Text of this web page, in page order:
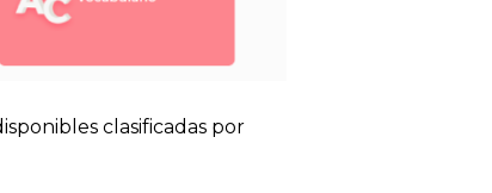
clasificadas por